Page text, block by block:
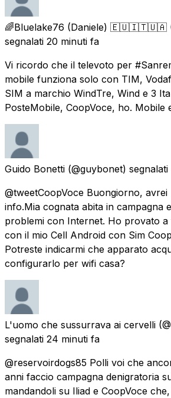
🌈Bluelake76 (Daniele) 🇪🇺🇮🇹🇺🇦
segnalati 20 minuti fa
Vi ricordo che il televoto per
mobile funziona solo con TIM,
SIM a marchio WindTre, Wind e 3
PosteMobile, CoopVoce, ho. Mobile
Guido Bonetti (@guybonet) segnalati
@tweetCoopVoce Buongiorno,
info.Mia cognata abita in campagna
problemi con Internet. Ho provato
con il mio Cell Android con Sim
Potreste indicarmi che apparato
configurarlo per wifi casa?
L'uomo che sussurrava ai cervelli
segnalati 24 minuti fa
@reservoirdogs85 Polli voi che
anni faccio campagna denigratoria
mandandoli su Iliad e CoopVoce